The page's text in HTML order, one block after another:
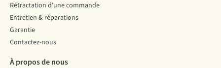
Rétractation d'une commande
Entretien & réparations
Garantie
Contactez-nous
À propos de nous